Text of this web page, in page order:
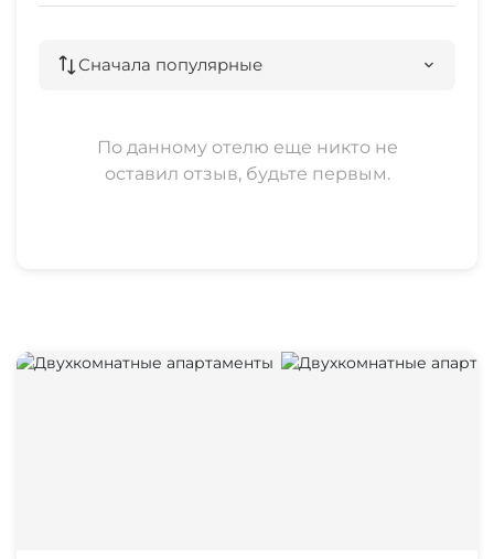
Сначала популярные
По данному отелю еще никто не
оставил отзыв, будьте первым.